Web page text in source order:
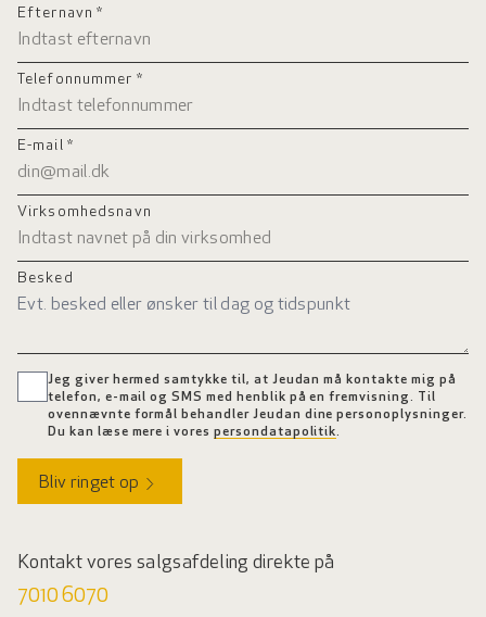
Efternavn *
Telefonnummer *
E-mail *
Virksomhedsnavn
Besked
Jeg giver hermed samtykke til, at Jeudan må kontakte mig på
telefon, e-mail og SMS med henblik på en fremvisning. Til
ovennævnte formål behandler Jeudan dine personoplysninger.
Du kan læse mere i vorespersondatapolitik.
Bliv ringet op
Kontakt vores salgsafdeling direkte på
7010 6070